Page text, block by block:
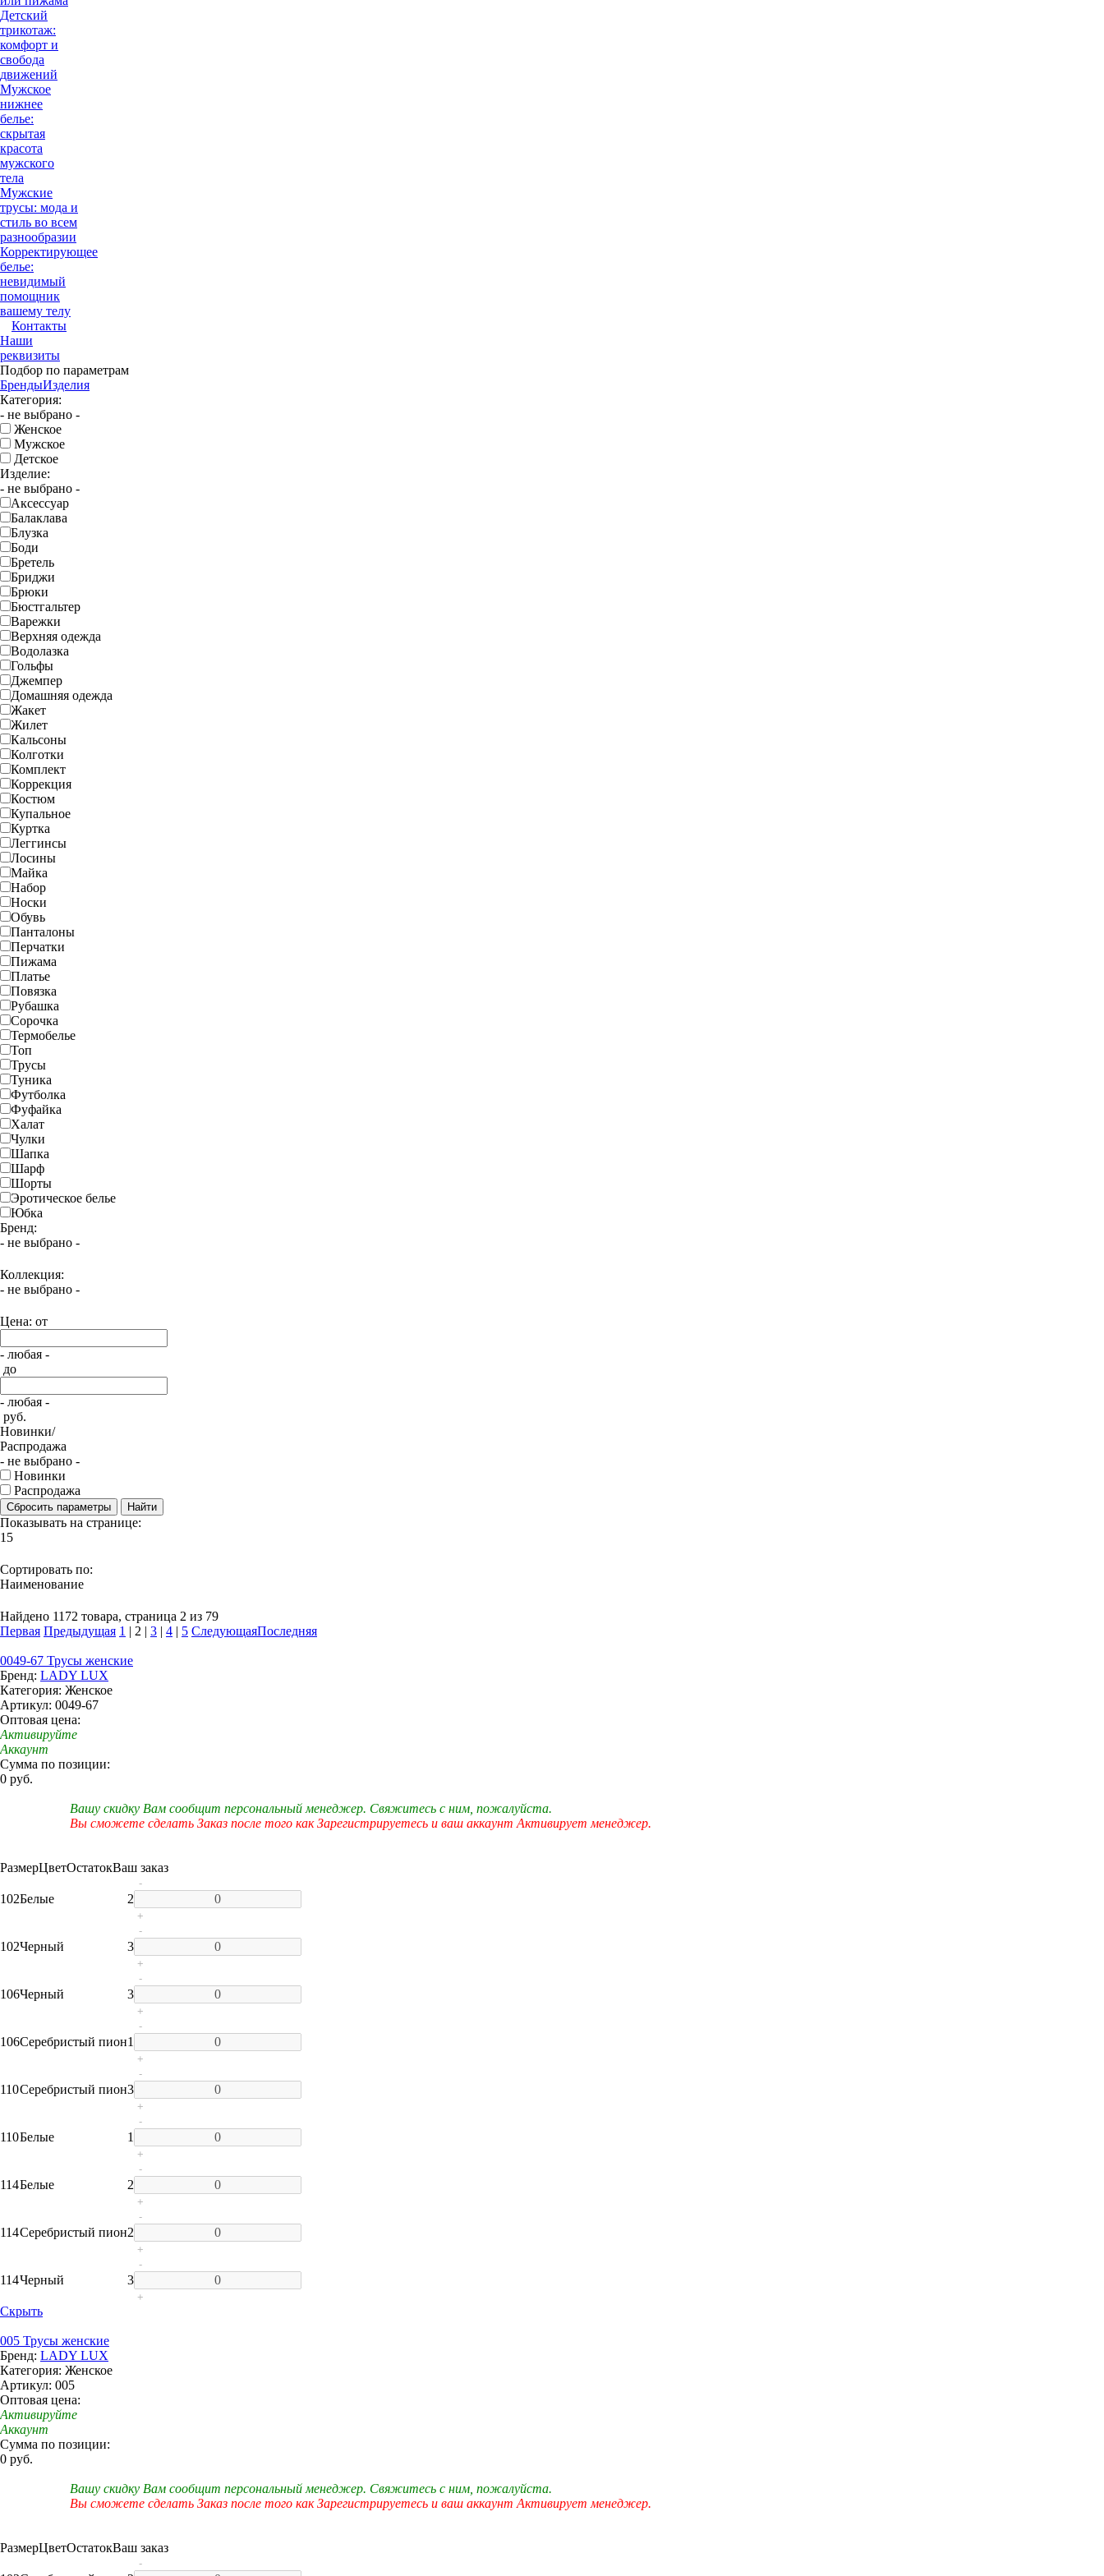
Детский
трикотаж:
комфорт и
свобода
движений
Мужское
нижнее
белье:
скрытая
красота
мужского
тела
Мужские
трусы: мода и
стиль во всем
разнообразии
Корректирующее
белье:
невидимый
помощник
вашему телу
Контакты
Наши
реквизиты
Подбор по параметрам
БрендыИзделия
Категория:
- не выбрано -
Женское
Мужское
Детское
Изделие:
- не выбрано -
Аксессуар
Балаклава
Блузка
Боди
Бретель
Бриджи
Брюки
Бюстгальтер
Варежки
Верхняя одежда
Водолазка
Гольфы
Джемпер
Домашняя одежда
Жакет
Жилет
Кальсоны
Колготки
Комплект
Коррекция
Костюм
Купальное
Куртка
Леггинсы
Лосины
Майка
Набор
Носки
Обувь
Панталоны
Перчатки
Пижама
Платье
Повязка
Рубашка
Сорочка
Термобелье
Топ
Трусы
Туника
Футболка
Фуфайка
Халат
Чулки
Шапка
Шарф
Шорты
Эротическое белье
Юбка
Бренд:
- не выбрано -
Коллекция:
- не выбрано -
Цена: от
- любая -
до
- любая -
руб.
Новинки/
Распродажа
- не выбрано -
Новинки
Распродажа
Сбросить параметры Найти
Показывать на странице:
15
Сортировать по:
Наименование
Найдено 1172 товара, страница 2 из 79
Первая Предыдущая 1 | 2 | 3 | 4 | 5 СледующаяПоследняя
0049-67 Трусы женские
Бренд: LADY LUX
Категория: Женское
Артикул: 0049-67
Оптовая цена:
Активируйте
Аккаунт
Сумма по позиции:
0 руб.
Вашу скидку Вам сообщит персональный менеджер. Свяжитесь с ним, пожалуйста.
Вы сможете сделать Заказ после того как Зарегистрируетесь и ваш аккаунт Активирует менеджер.
РазмерЦветОстатокВаш заказ
102Белые 2
-
+
102Черный 3
-
+
106Черный 3
-
+
106Серебристый пион1
-
+
110Серебристый пион3
-
+
110Белые 1
-
+
114Белые 2
-
+
114Серебристый пион2
-
+
114Черный 3
-
+
Скрыть
005 Трусы женские
Бренд: LADY LUX
Категория: Женское
Артикул: 005
Оптовая цена:
Активируйте
Аккаунт
Сумма по позиции:
0 руб.
Вашу скидку Вам сообщит персональный менеджер. Свяжитесь с ним, пожалуйста.
Вы сможете сделать Заказ после того как Зарегистрируетесь и ваш аккаунт Активирует менеджер.
РазмерЦветОстатокВаш заказ
-